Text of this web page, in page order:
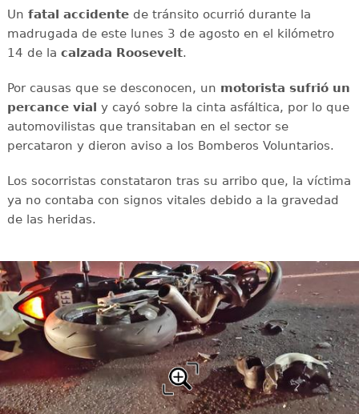
Un fatal accidentede tránsito ocurrió durante la
madrugada de este lunes 3 de agosto en el kilómetro
14 de la calzada Roosevelt.
Por causas que se desconocen, un motorista sufrió un
percance vial y cayó sobre la cinta asfáltica, por lo que
automovilistas que transitaban en el sector se
percataron y dieron aviso a los Bomberos Voluntarios.
Los socorristas constataron tras su arribo que, la víctima
ya no contaba con signos vitales debido a la gravedad
de las heridas.